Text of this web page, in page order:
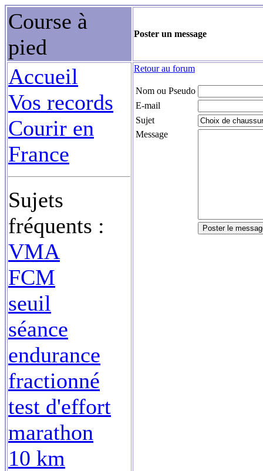
Course à
pied
Poster un message
Accueil
Vos records
Courir en
France
Sujets
fréquents :
VMA
FCM
seuil
séance
endurance
fractionné
test d'effort
marathon
10 km
Retour au forum
Nom ou Pseudo
E-mail
Sujet
Message